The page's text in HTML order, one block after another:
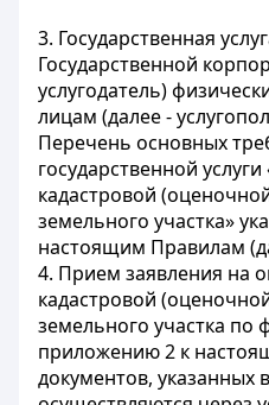
3. Государственная
Государственной
услугодатель)
лицам (далее -
Перечень основных
государственной
кадастровой
земельного участка»
настоящим Правилам
4. Прием заявления на
кадастровой
земельного участка по
приложению 2 к
документов, указанных